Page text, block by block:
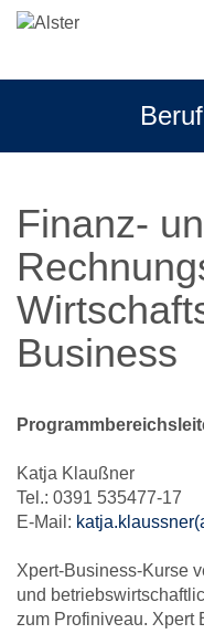
Finanz-
Business
Katja Klaußner
Tel.: 0391 535477-17
E-Mail:
Xpert-Business-Kurse
und
zum Profiniveau. Xpert